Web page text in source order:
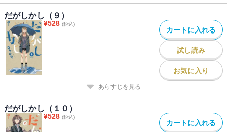
だがしかし（９）
¥528 (税込)
カートに入れる
試し読み
お気に入り
あらすじを見る
だがしかし（１０）
¥528 (税込)
カートに入れる